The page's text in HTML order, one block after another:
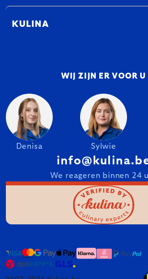
KULINA
WIJ ZIJN ER VOOR U
Denisa Sylwie
We reageren binnen 24